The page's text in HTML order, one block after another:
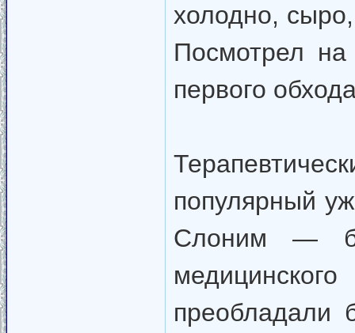
холодно,
Посмотрел
первого
популярный
Слоним —
преобладали